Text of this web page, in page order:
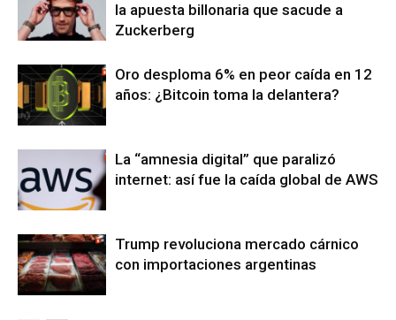
la apuesta billonaria que sacude a
Zuckerberg
Oro desploma 6% en peor caída en 12
años: ¿Bitcoin toma la delantera?
La “amnesia digital” que paralizó
internet: así fue la caída global de AWS
Trump revoluciona mercado cárnico
con importaciones argentinas